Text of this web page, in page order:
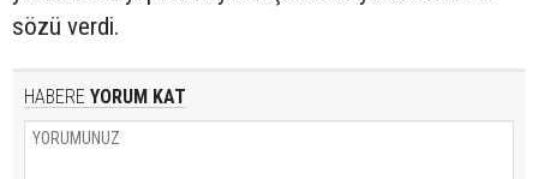
sözü verdi.
HABERE YORUM KAT